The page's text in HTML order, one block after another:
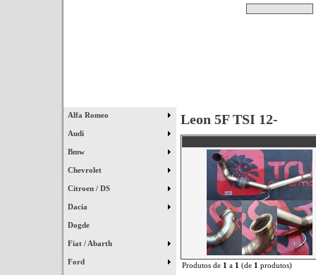
Alfa Romeo
Audi
Bmw
Chevrolet
Citroen / DS
Dacia
Dogde
Fiat / Abarth
Ford
Leon 5F TSI 12-
Produtos de 1 a 1 (de 1 produtos)